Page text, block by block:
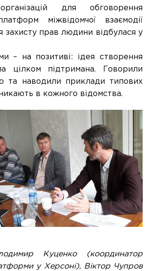
для обговорення
міжвідомчої взаємодії
прав людини відбулася у
– на позитиві: ідея створення
цілком підтримана. Говорили
та наводили приклади типових
в кожного відомства.
Куценко (координатор
у Херсоні), Віктор Чупров